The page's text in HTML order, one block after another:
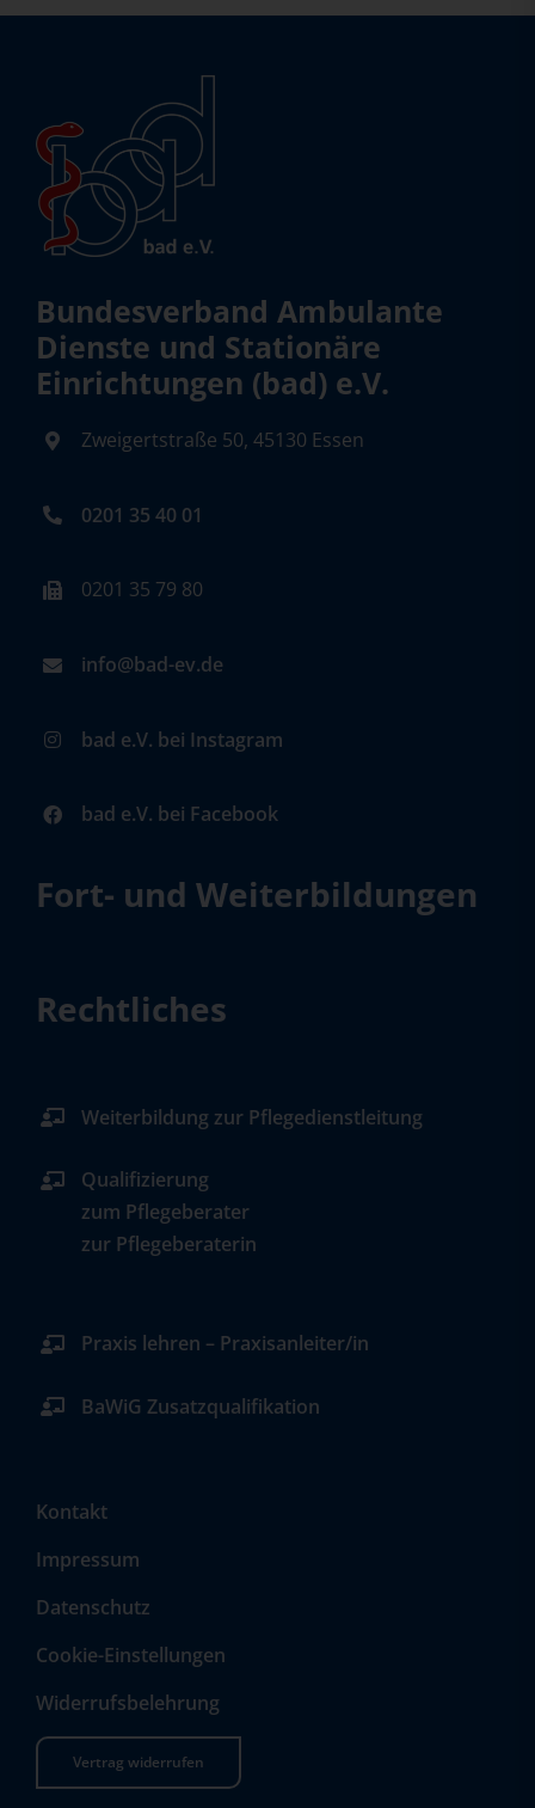
Bundesverband Ambulante
Dienste und Stationäre
Einrichtungen (bad) e.V.
Zweigertstraße 50, 45130 Essen
0201 35 40 01
0201 35 79 80
info@bad-ev.de
bad e.V. bei Instagram
bad e.V. bei Facebook
Fort- und Weiterbildungen
Rechtliches
Weiterbildung zur Pflegedienstleitung
Qualifizierung
zum Pflegeberater
zur Pflegeberaterin
Praxis lehren – Praxisanleiter/in
BaWiG Zusatzqualifikation
Kontakt
Impressum
Datenschutz
Cookie-Einstellungen
Widerrufsbelehrung
Vertrag widerrufen